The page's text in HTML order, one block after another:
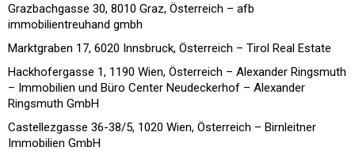
Grazbachgasse 30, 8010 Graz, Österreich – afb
immobilientreuhand gmbh
Marktgraben 17, 6020 Innsbruck, Österreich – Tirol Real Estate
Hackhofergasse 1, 1190 Wien, Österreich – Alexander Ringsmuth
– Immobilien und Büro Center Neudeckerhof – Alexander
Ringsmuth GmbH
Castellezgasse 36-38/5, 1020 Wien, Österreich – Birnleitner
Immobilien GmbH